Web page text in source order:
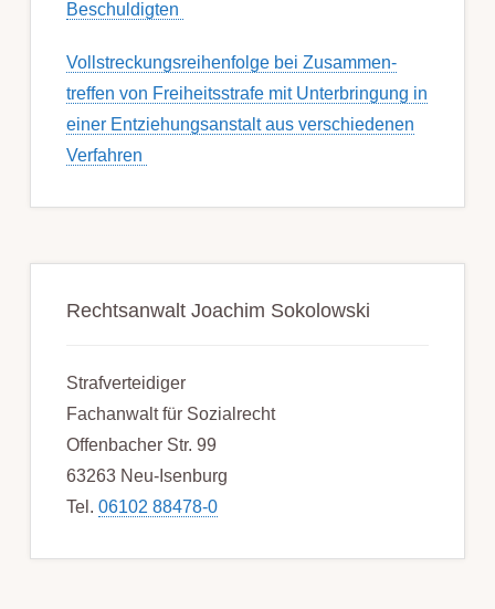
Beschuldigten
Voll­streckungs­­­reihenfolge bei Zusamm­­en­
treffen von Frei­heits­strafe mit Unter­bring­ung in
einer Ent­ziehungs­anstalt aus ver­schied­enen
Ver­fahren
Rechtsanwalt Joachim Sokolowski
Strafverteidiger
Fachanwalt für Sozialrecht
Offenbacher Str. 99
63263 Neu-Isenburg
Tel. 06102 88478-0